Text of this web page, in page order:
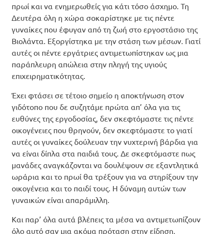
πρωί και να ενημερωθείς για κάτι τόσο άσχημο. Τη
Δευτέρα όλη η χώρα σοκαρίστηκε με τις πέντε
γυναίκες που έφυγαν από τη ζωή στο εργοστάσιο της
Βιολάντα. Εξοργίστηκα με την στάση των μέσων. Γιατί
αυτές οι πέντε εργάτριες αντιμετωπίστηκαν ως μια
παράπλευρη απώλεια στην πληγή της υγιούς
επιχειρηματικότητας.
Έχει φτάσει σε τέτοιο σημείο η αποκτήνωση στον
γιδότοπο που δε συζητάμε πρώτα απ’ όλα για τις
ευθύνες της εργοδοσίας, δεν σκεφτόμαστε τις πέντε
οικογένειες που θρηνούν, δεν σκεφτόμαστε το γιατί
αυτές οι γυναίκες δούλευαν την νυχτερινή βάρδια για
να είναι δίπλα στα παιδιά τους. Δε σκεφτόμαστε πως
μανάδες αναγκάζονται να δουλέψουν σε εξαντλητικά
ωράρια και το πρωί θα τρέξουν για να στηρίξουν την
οικογένεια και το παιδί τους. Η δύναμη αυτών των
γυναικών είναι απαράμιλλη.
Και παρ’ όλα αυτά βλέπεις τα μέσα να αντιμετωπίζουν
όλο αυτό σαν μια ακόμα πρόταση στην είδηση.